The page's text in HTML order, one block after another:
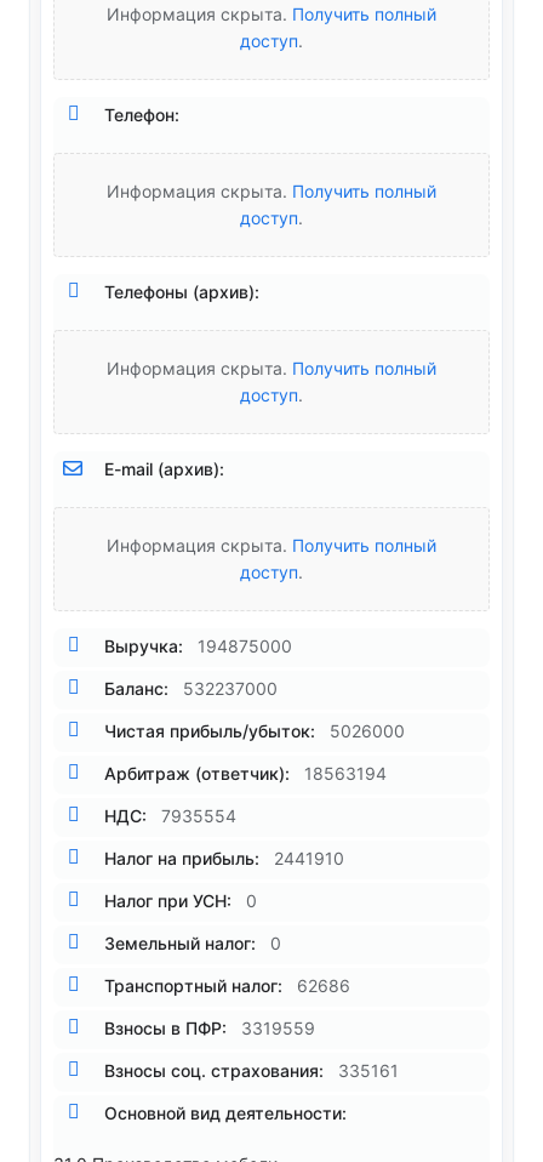
Информация скрыта. Получить полный
доступ.
Телефон:
Информация скрыта. Получить полный
доступ.
Телефоны (архив):
Информация скрыта. Получить полный
доступ.
E-mail (архив):
Информация скрыта. Получить полный
доступ.
Выручка: 194875000
Баланс: 532237000
Чистая прибыль/убыток: 5026000
Арбитраж (ответчик): 18563194
НДС: 7935554
Налог на прибыль: 2441910
Налог при УСН: 0
Земельный налог: 0
Транспортный налог: 62686
Взносы в ПФР: 3319559
Взносы соц. страхования: 335161
Основной вид деятельности: